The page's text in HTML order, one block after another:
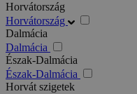
Horvátország
Horvátország
Dalmácia
Dalmácia
Észak-Dalmácia
Észak-Dalmácia
Horvát szigetek